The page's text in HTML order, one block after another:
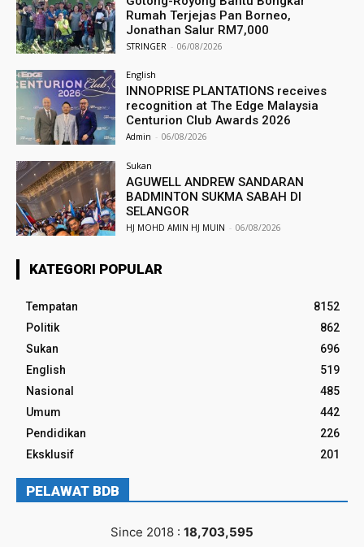
Rumah Terjejas Pan Borneo,
Jonathan Salur RM7,000
STRINGER - 06/08/2026
English
INNOPRISE PLANTATIONS receives
recognition at The Edge Malaysia
Centurion Club Awards 2026
Admin - 06/08/2026
Sukan
AGUWELL ANDREW SANDARAN
BADMINTON SUKMA SABAH DI
SELANGOR
HJ MOHD AMIN HJ MUIN - 06/08/2026
KATEGORI POPULAR
Tempatan
8152
Politik
862
Sukan
696
English
519
Nasional
485
Umum
442
Pendidikan
226
Eksklusif
201
PELAWAT BDB
Since 2018 : 18,703,595